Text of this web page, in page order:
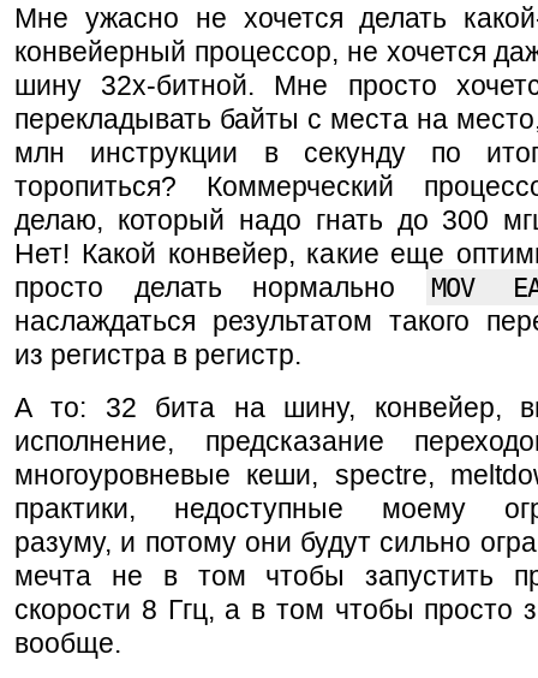
Мне ужасно не хочется делать
конвейерный процессор, не хочется
шину 32х-битной. Мне просто
перекладывать байты с места на
млн инструкции в секунду по
торопиться? Коммерческий
делаю, который надо гнать до 300
Нет! Какой конвейер, какие еще
просто делать нормально
MOV
наслаждаться результатом такого
из регистра в регистр.
А то: 32 бита на шину, конвейер,
исполнение, предсказание
многоуровневые кеши, spectre,
практики, недоступные моему
разуму, и потому они будут сильно
мечта не в том чтобы запустить
скорости 8 Ггц, а в том чтобы просто
вообще.